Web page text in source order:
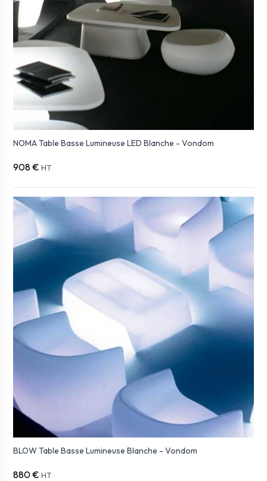
NOMA Table Basse Lumineuse LED Blanche - Vondom
908 € HT
BLOW Table Basse Lumineuse Blanche - Vondom
880 € HT